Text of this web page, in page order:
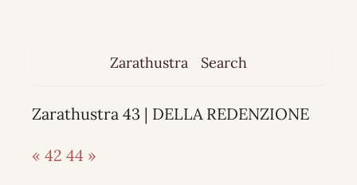
Zarathustra Search
Zarathustra 43 | DELLA REDENZIONE
« 42 44 »